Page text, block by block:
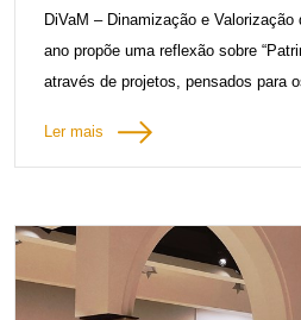
DiVaM – Dinamização e
ano propõe uma reflexão sobre
através de projetos, pensados para
no sábado, dia 22 de julho, pelas
Esta sessão conta com a curadoria
Ler mais